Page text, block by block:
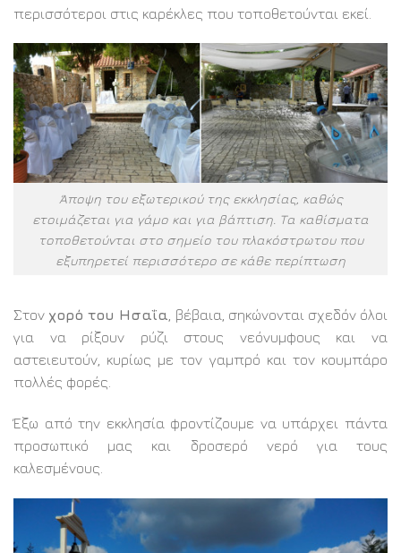
περισσότεροι στις καρέκλες που τοποθετούνται εκεί.
Άποψη του εξωτερικού της εκκλησίας, καθώς
ετοιμάζεται για γάμο και για βάπτιση. Τα καθίσματα
τοποθετούνται στο σημείο του πλακόστρωτου που
εξυπηρετεί περισσότερο σε κάθε περίπτωση
Στον χορό του Ησαΐα , βέβαια, σηκώνονται σχεδόν όλοι
για να ρίξουν ρύζι στους νεόνυμφους και να
αστειευτούν, κυρίως με τον γαμπρό και τον κουμπάρο
πολλές φορές.
Έξω από την εκκλησία φροντίζουμε να υπάρχει πάντα
προσωπικό μας και δροσερό νερό για τους
καλεσμένους.